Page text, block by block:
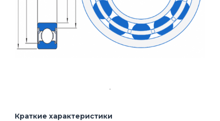
Краткие характеристики